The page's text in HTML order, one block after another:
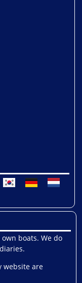
boats. We do
website are